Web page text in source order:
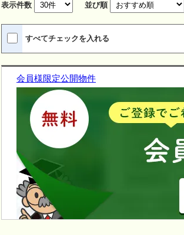
表示件数 並び順
すべてチェックを入れる
会員様限定公開物件